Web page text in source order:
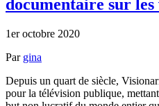
documentaire sur
1er octobre 2020
Par gina
Depuis un quart de siècle,
pour la télévision publique,